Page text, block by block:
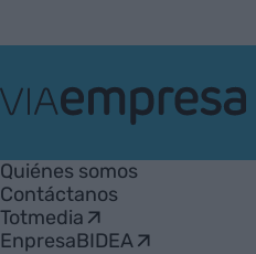
Empresa
Quiénes somos
Contáctanos
Totmedia
EnpresaBIDEA